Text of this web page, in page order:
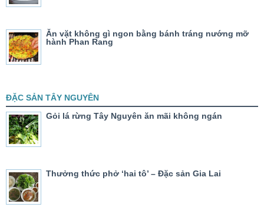
Ăn vặt không gì ngon bằng bánh tráng nướng mỡ
hành Phan Rang
ĐẶC SẢN TÂY NGUYÊN
Gỏi lá rừng Tây Nguyên ăn mãi không ngán
Thưởng thức phở ‘hai tô’ – Đặc sản Gia Lai